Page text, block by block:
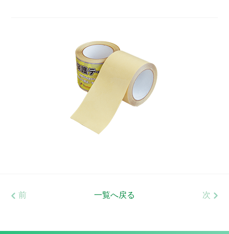
前 一覧へ戻る 次